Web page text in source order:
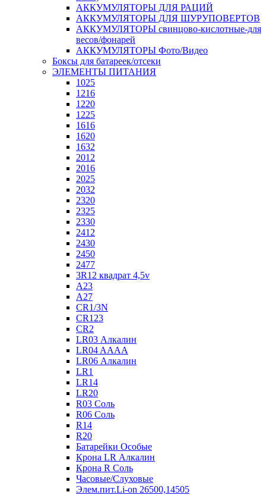
АККУМУЛЯТОРЫ ДЛЯ РАЦИЙ
АККУМУЛЯТОРЫ ДЛЯ ШУРУПОВЕРТОВ
АККУМУЛЯТОРЫ свинцово-кислотные-для
весов/фонарей
АККУМУЛЯТОРЫ Фото/Видео
Боксы для батареек/отсеки
ЭЛЕМЕНТЫ ПИТАНИЯ
1025
1216
1220
1225
1616
1620
1632
2012
2016
2025
2032
2320
2325
2330
2412
2430
2450
2477
3R12 квадрат 4,5v
A23
A27
CR1/3N
CR123
CR2
LR03 Алкалин
LR04 AAAA
LR06 Алкалин
LR1
LR14
LR20
R03 Соль
R06 Соль
R14
R20
Батарейки Особые
Крона LR Алкалин
Крона R Соль
Часовые/Слуховые
Элем.пит.Li-on 26500,14505